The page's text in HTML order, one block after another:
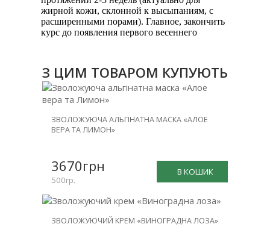
З ЦИМ ТОВАРОМ КУПУЮТЬ
ЗВОЛОЖУЮЧА АЛЬГІНАТНА МАСКА «АЛОЕ
ВЕРА ТА ЛИМОН»
В КОШИК
3670грн
500гр.
ЗВОЛОЖУЮЧИЙ КРЕМ «ВИНОГРАДНА ЛОЗА»